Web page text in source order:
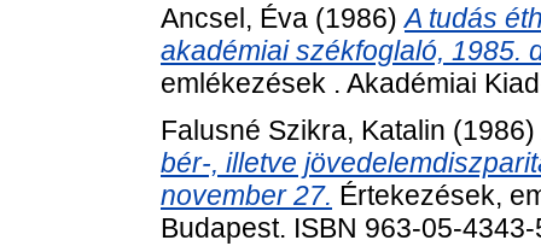
Ancsel, Éva (1986)A tudás
akadémiai székfoglaló, 1985.
emlékezések . Akadémiai
Falusné Szikra, Katalin (1986)
bér-, illetve
november 27. Értekezések,
Budapest. ISBN 963-05-4343-